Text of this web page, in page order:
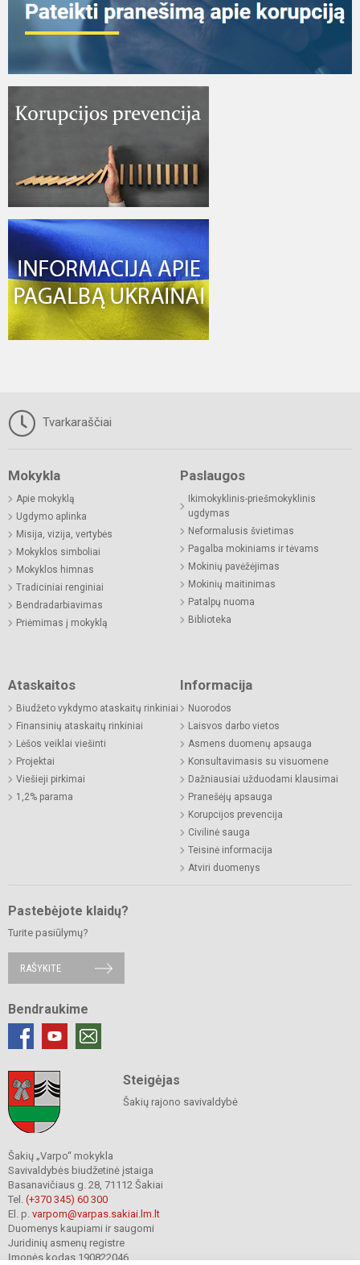
Tvarkaraščiai
Mokykla
Apie mokyklą
Ugdymo aplinka
Misija, vizija, vertybės
Mokyklos simboliai
Mokyklos himnas
Tradiciniai renginiai
Bendradarbiavimas
Priėmimas į mokyklą
Paslaugos
Ikimokyklinis-priešmokyklinis
ugdymas
Neformalusis švietimas
Pagalba mokiniams ir tėvams
Mokinių pavėžėjimas
Mokinių maitinimas
Patalpų nuoma
Biblioteka
Ataskaitos
Biudžeto vykdymo ataskaitų rinkiniai
Finansinių ataskaitų rinkiniai
Lėšos veiklai viešinti
Projektai
Viešieji pirkimai
1,2% parama
Informacija
Nuorodos
Laisvos darbo vietos
Asmens duomenų apsauga
Konsultavimasis su visuomene
Dažniausiai užduodami klausimai
Pranešėjų apsauga
Korupcijos prevencija
Civilinė sauga
Teisinė informacija
Atviri duomenys
Pastebėjote klaidų?
Turite pasiūlymų?
RAŠYKITE
Bendraukime
Steigėjas
Šakių rajono savivaldybė
Šakių „Varpo“ mokykla
Savivaldybės biudžetinė įstaiga
Basanavičiaus g. 28, 71112 Šakiai
Tel. (+370 345) 60 300
El. p. varpom@varpas.sakiai.lm.lt
Duomenys kaupiami ir saugomi
Juridinių asmenų registre
Įmonės kodas 190822046